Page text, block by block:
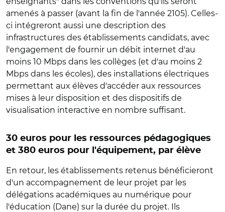
amenés à passer (avant la fin de l'année 2105). Celles-
ci intégreront aussi une description des
infrastructures des établissements candidats, avec
l'engagement de fournir un débit internet d'au
moins 10 Mbps dans les collèges (et d'au moins 2
Mbps dans les écoles), des installations électriques
permettant aux élèves d'accéder aux ressources
mises à leur disposition et des dispositifs de
visualisation interactive en nombre suffisant.
30 euros pour les ressources pédagogiques
et 380 euros pour l'équipement, par élève
En retour, les établissements retenus bénéficieront
d'un accompagnement de leur projet par les
délégations académiques au numérique pour
l'éducation (Dane) sur la durée du projet. Ils